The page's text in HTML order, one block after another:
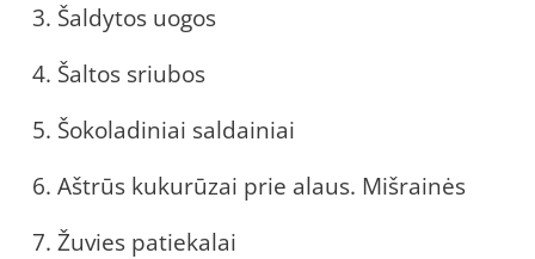
3. Šaldytos uogos
4. Šaltos sriubos
5. Šokoladiniai saldainiai
6. Aštrūs kukurūzai prie alaus. Mišrainės
7. Žuvies patiekalai